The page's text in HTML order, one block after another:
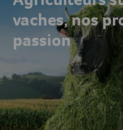
vaches, nos
passion